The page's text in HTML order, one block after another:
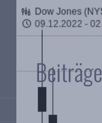
Zum
Inhalt
springen
Beiträge